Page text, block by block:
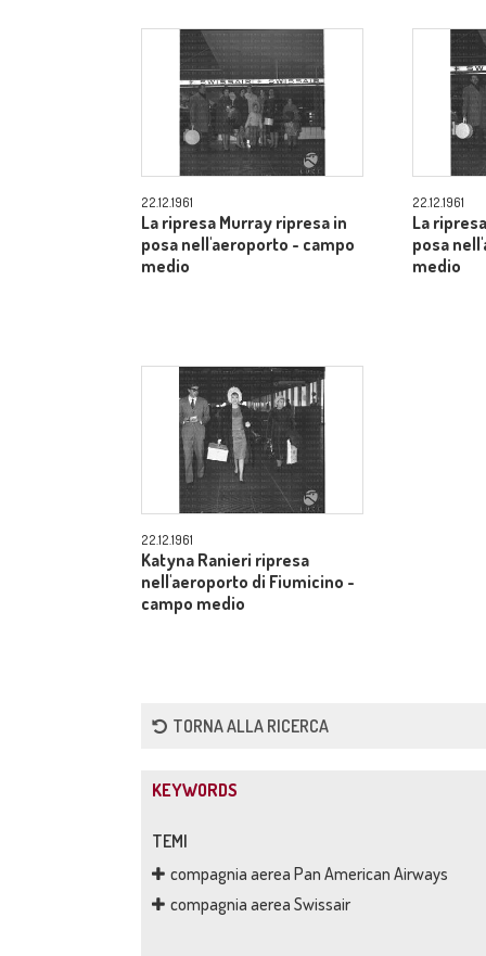
22.12.1961
La ripresa Murray ripresa in
posa nell'aeroporto - campo
medio
22.12.1961
La
posa
medio
22.12.1961
Katyna Ranieri ripresa
nell'aeroporto di Fiumicino -
campo medio
TORNA ALLA RICERCA
KEYWORDS
TEMI
compagnia aerea Pan American Airways
compagnia aerea Swissair